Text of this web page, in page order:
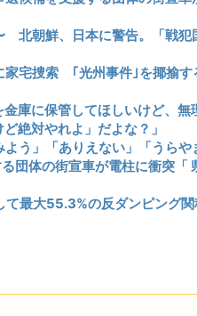
北朝鮮、日本に警告。「戦犯
家宅捜索 ｢光州事件｣を揶揄す
庫に保管してほしいけど、無
絶対やれよ」だよな？」
う」「ありえない」「うらや
団体の街宣車が電柱に衝突「
て最大55.3%の反ダンピング